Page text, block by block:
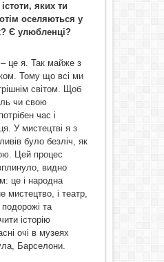
яких ти
оселяються у
Є улюбленці?
це я. Так майже з
Тому що всі ми
світом. Щоб
чи свою
час і
У мистецтві я з
було безліч, як
Цей процес
видно
це і народна
мистецтво, і театр,
та
історію
очі в музеях
Барселони.